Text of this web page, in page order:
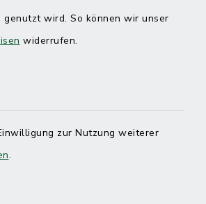
wird. So können wir unser
widerrufen.
zur Nutzung weiterer
.